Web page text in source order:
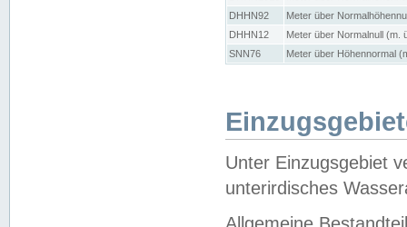
DHHN92
Meter über
DHHN12
Meter über Normalnull (m.
SNN76
Meter über Höhennormal
Unter Einzugsgebiet
unterirdisches